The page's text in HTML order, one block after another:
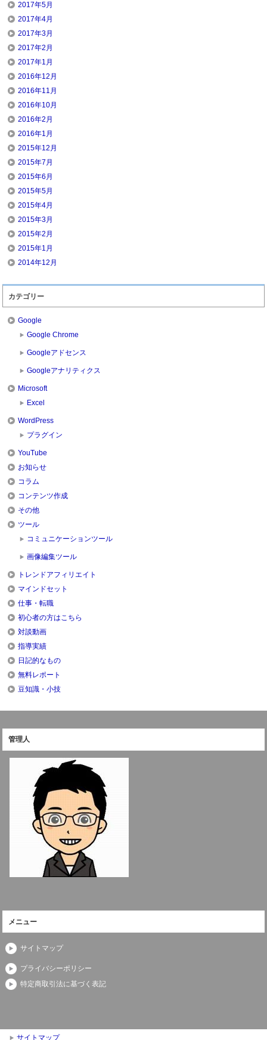
2017年5月
2017年4月
2017年3月
2017年2月
2017年1月
2016年12月
2016年11月
2016年10月
2016年2月
2016年1月
2015年12月
2015年7月
2015年6月
2015年5月
2015年4月
2015年3月
2015年2月
2015年1月
2014年12月
カテゴリー
Google
Google Chrome
Googleアドセンス
Googleアナリティクス
Microsoft
Excel
WordPress
プラグイン
YouTube
お知らせ
コラム
コンテンツ作成
その他
ツール
コミュニケーションツール
画像編集ツール
トレンドアフィリエイト
マインドセット
仕事・転職
初心者の方はこちら
対談動画
指導実績
日記的なもの
無料レポート
豆知識・小技
管理人
メニュー
サイトマップ
プライバシーポリシー
特定商取引法に基づく表記
サイトマップ